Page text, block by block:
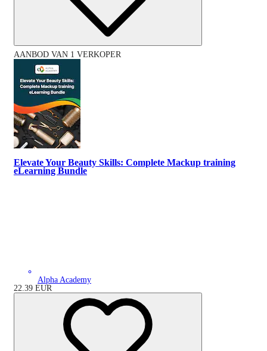
AANBOD VAN 1 VERKOPER
Elevate Your Beauty Skills: Complete Mackup training
eLearning Bundle
Alpha Academy
22.39 EUR